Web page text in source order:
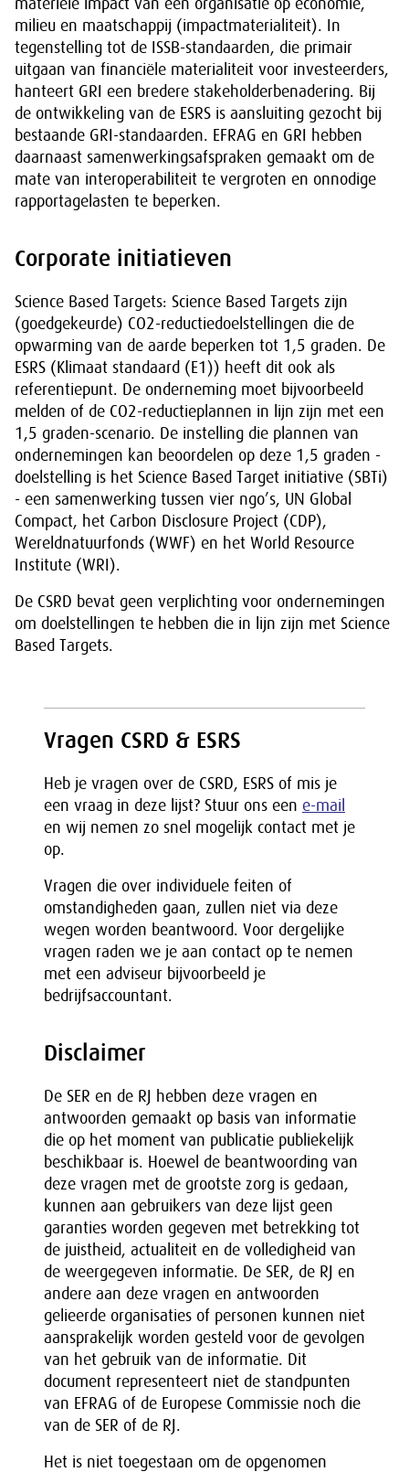
milieu en maatschappij (impactmaterialiteit). In
tegenstelling tot de ISSB-standaarden, die primair
uitgaan van financiële materialiteit voor investeerders,
hanteert GRI een bredere stakeholderbenadering. Bij
de ontwikkeling van de ESRS is aansluiting gezocht bij
bestaande GRI-standaarden. EFRAG en GRI hebben
daarnaast samenwerkingsafspraken gemaakt om de
mate van interoperabiliteit te vergroten en onnodige
rapportagelasten te beperken.
Corporate initiatieven
Science Based Targets: Science Based Targets zijn
(goedgekeurde) CO2-reductiedoelstellingen die de
opwarming van de aarde beperken tot 1,5 graden. De
ESRS (Klimaat standaard (E1)) heeft dit ook als
referentiepunt. De onderneming moet bijvoorbeeld
melden of de CO2-reductieplannen in lijn zijn met een
1,5 graden-scenario. De instelling die plannen van
ondernemingen kan beoordelen op deze 1,5 graden -
doelstelling is het Science Based Target initiative (SBTi)
- een samenwerking tussen vier ngo’s, UN Global
Compact, het Carbon Disclosure Project (CDP),
Wereldnatuurfonds (WWF) en het World Resource
Institute (WRI).
De CSRD bevat geen verplichting voor ondernemingen
om doelstellingen te hebben die in lijn zijn met Science
Based Targets.
Vragen CSRD & ESRS
Heb je vragen over de CSRD, ESRS of mis je
een vraag in deze lijst? Stuur ons een e-mail
en wij nemen zo snel mogelijk contact met je
op.
Vragen die over individuele feiten of
omstandigheden gaan, zullen niet via deze
wegen worden beantwoord. Voor dergelijke
vragen raden we je aan contact op te nemen
met een adviseur bijvoorbeeld je
bedrijfsaccountant.
Disclaimer
De SER en de RJ hebben deze vragen en
antwoorden gemaakt op basis van informatie
die op het moment van publicatie publiekelijk
beschikbaar is. Hoewel de beantwoording van
deze vragen met de grootste zorg is gedaan,
kunnen aan gebruikers van deze lijst geen
garanties worden gegeven met betrekking tot
de juistheid, actualiteit en de volledigheid van
de weergegeven informatie. De SER, de RJ en
andere aan deze vragen en antwoorden
gelieerde organisaties of personen kunnen niet
aansprakelijk worden gesteld voor de gevolgen
van het gebruik van de informatie. Dit
document representeert niet de standpunten
van EFRAG of de Europese Commissie noch die
van de SER of de RJ.
Het is niet toegestaan om de opgenomen